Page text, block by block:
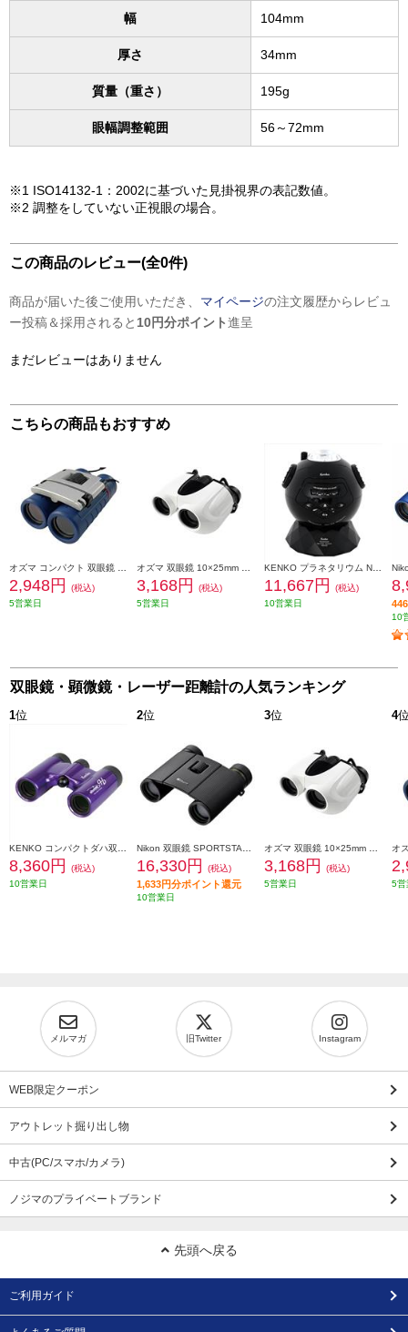
幅 104mm
厚さ 34mm
質量（重さ） 195g
眼幅調整範囲 56～72mm
※1 ISO14132-1：2002に基づいた見掛視界の表記数値。
※2 調整をしていない正視眼の場合。
この商品のレビュー(全0件)
商品が届いた後ご使用いただき、 マイページの注文履歴からレビュ
ー投稿＆採用されると 10円分ポイント進呈
まだレビューはありません
こちらの商品もおすすめ
オズマ コンパクト 双眼鏡 10×22mm ネイビー B10X01-NV
2,948円
(税込)
5営業日
オズマ 双眼鏡 10×25mm ホワイト B10X02-WH
3,168円
(税込)
5営業日
KENKO プラネタリウム NEWスターミュージアム ブラック NSM-03ADBK
11,667円
(税込)
10営業日
10
双眼鏡・顕微鏡・レーザー距離計の人気ランキング
1位
KENKO コンパクトダハ双眼鏡 ウルトラビューH 8X21DH FMC パープル UV8X21-PU
8,360円
(税込)
10営業日
2位
Nikon 双眼鏡 SPORTSTAR EX II 8x25 SPEX28X
16,330円 (税込)
1,633円分ポイント還元
10営業日
3位
オズマ 双眼鏡 10×25mm ホワイト B10X02-WH
3,168円
(税込)
5営業日
4
5営
メルマガ 旧Twitter Instagram
WEB限定クーポン
アウトレット掘り出し物
中古(PC/スマホ/カメラ)
ノジマのプライベートブランド
先頭へ戻る
ご利用ガイド